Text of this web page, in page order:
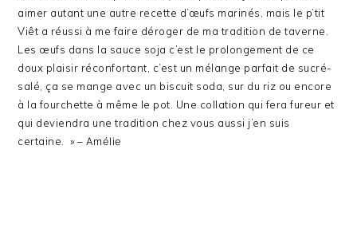
aimer autant une autre recette d’œufs marinés, mais le p’tit
Viêt a réussi à me faire déroger de ma tradition de taverne.
Les œufs dans la sauce soja c’est le prolongement de ce
doux plaisir réconfortant, c’est un mélange parfait de sucré-
salé, ça se mange avec un biscuit soda, sur du riz ou encore
à la fourchette à même le pot. Une collation qui fera fureur et
qui deviendra une tradition chez vous aussi j’en suis
certaine. » – Amélie